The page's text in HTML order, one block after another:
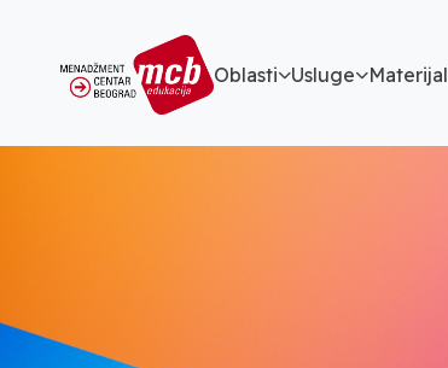
Oblasti Usluge